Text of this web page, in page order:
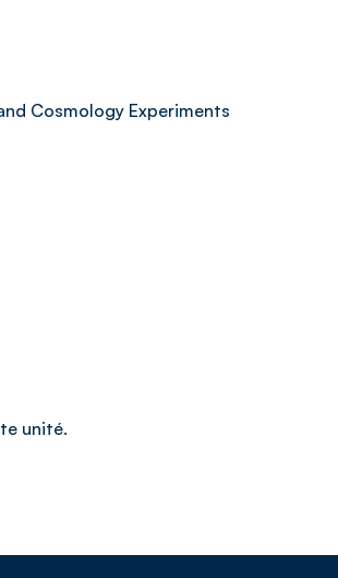
Cosmology Experiments
unité.